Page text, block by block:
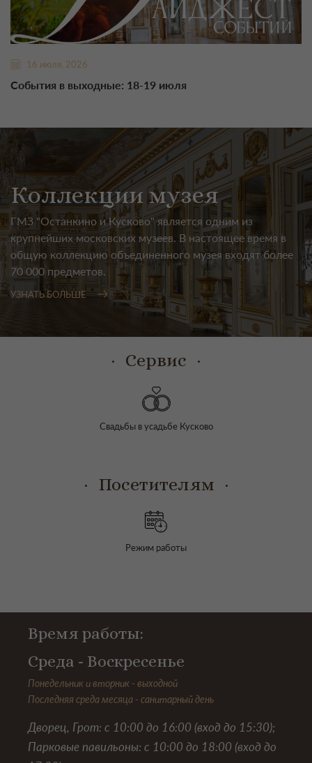
16 июля, 2026
События в выходные: 18-19 июля
Коллекции музея
ГМЗ "Останкино и Кусково" является одним из
крупнейших московских музеев. В настоящее время в
общую коллекцию объединенного музея входят более
70 000 предметов.
УЗНАТЬ БОЛЬШЕ
Сервис
Свадьбы в усадьбе Кусково
Посетителям
Режим работы
Время работы:
Среда - Воскресенье
Понедельник и вторник - выходной
Последняя среда месяца - санитарный день
Дворец, Грот: с 10:00 до 16:00 (вход до 15:30);
Парковые павильоны: с 10:00 до 18:00 (вход до